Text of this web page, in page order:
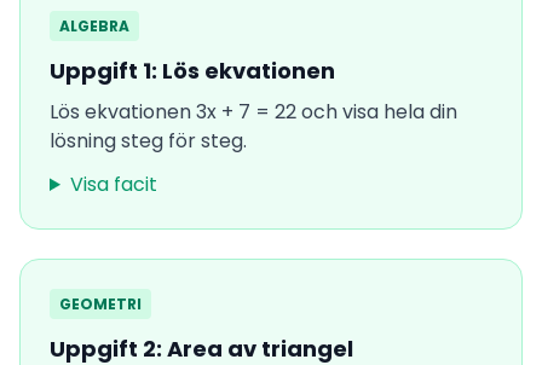
ALGEBRA
Uppgift 1: Lös ekvationen
Lös ekvationen 3x + 7 = 22 och visa hela din
lösning steg för steg.
Visa facit
GEOMETRI
Uppgift 2: Area av triangel